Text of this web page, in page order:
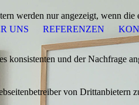
UNS REFERENZEN
werden nur angezeigt, wenn
und der Nachfrage
von Drittanbietern